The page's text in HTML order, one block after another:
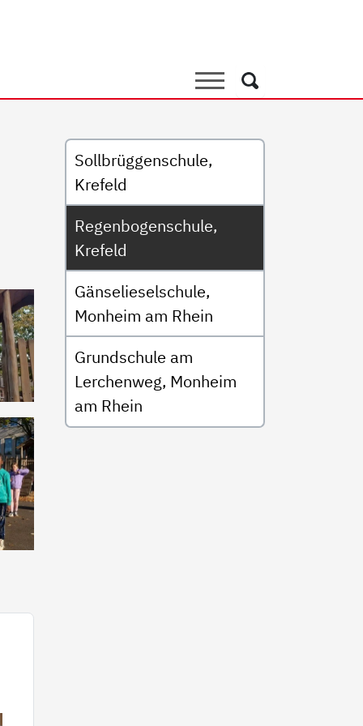
Suche
Suche
Untermenü
Sollbrüggenschule,
Krefeld
Regenbogenschule,
Krefeld
Gänselieselschule,
Monheim am Rhein
Grundschule am
Lerchenweg, Monheim
am Rhein